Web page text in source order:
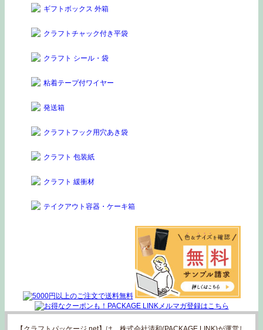
ギフトボックス 外箱
クラフトチャック付き平袋
クラフト シール・袋
粘着テープ付ワイヤー
発送箱
クラフトフック用穴あき袋
クラフト 包装紙
クラフト 緩衝材
テイクアウト容器・ケーキ箱